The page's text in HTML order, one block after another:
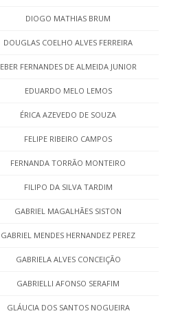
DIOGO MATHIAS BRUM
DOUGLAS COELHO ALVES FERREIRA
EBER FERNANDES DE ALMEIDA JUNIOR
EDUARDO MELO LEMOS
ÉRICA AZEVEDO DE SOUZA
FELIPE RIBEIRO CAMPOS
FERNANDA TORRÃO MONTEIRO
FILIPO DA SILVA TARDIM
GABRIEL MAGALHÃES SISTON
GABRIEL MENDES HERNANDEZ PEREZ
GABRIELA ALVES CONCEIÇÃO
GABRIELLI AFONSO SERAFIM
GLÁUCIA DOS SANTOS NOGUEIRA